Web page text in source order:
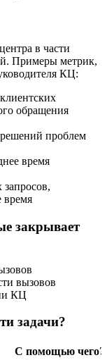
в части
Примеры метрик,
КЦ:
обращения
проблем
время
время
закрывает
вызовов
КЦ
задачи?
С помощью чего?